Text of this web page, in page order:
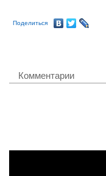
Поделиться
Комментарии